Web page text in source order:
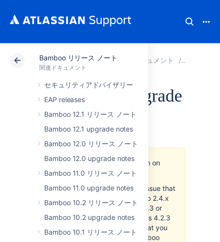
Bamboo リリース ノート
関連ドキュメント
セキュリティアドバイザリー
EAP releases
Bamboo 12.1 リリース ノート
Bamboo 12.1 upgrade notes
Bamboo 12.0 リリース ノート
Bamboo 12.0 upgrade notes
Bamboo 11.0 リリース ノート
Bamboo 11.0 upgrade notes
Bamboo 10.2 リリース ノート
Bamboo 10.2 upgrade notes
Bamboo 10.1 リリース ノート
アトラシアン サポート 関連ドキュメント
Bamboo 2.4 upgrade
guide
Bamboo 2.4.x does not run on
JBoss 4.2.3 or later
We are aware of a JBoss issue that
currently prevents Bamboo 2.4.x
from running on JBoss 4.2.3 or
later. If you are using JBoss 4.2.3
or later, we recommend that you
do not upgrade your Bamboo